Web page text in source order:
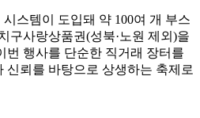
스템이 도입돼 약 100여 개 부스
구사랑상품권(성북·노원 제외)을
번 행사를 단순한 직거래 장터를
신뢰를 바탕으로 상생하는 축제로